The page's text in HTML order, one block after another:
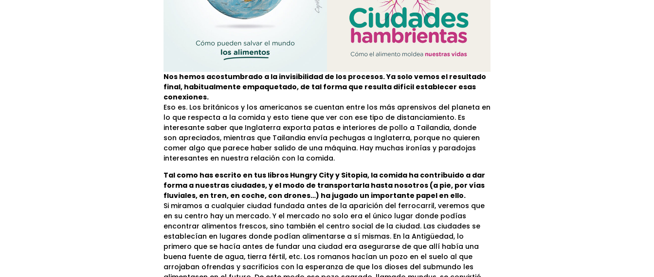
Nos hemos acostumbrado a la invisibilidad de los procesos. Ya solo vemos el resultado
final, habitualmente empaquetado, de tal forma que resulta difícil establecer esas
conexiones.
Eso es. Los británicos y los americanos se cuentan entre los más aprensivos del planeta en
lo que respecta a la comida y esto tiene que ver con ese tipo de distanciamiento. Es
interesante saber que Inglaterra exporta patas e interiores de pollo a Tailandia, donde
son apreciados, mientras que Tailandia envía pechugas a Inglaterra, porque no quieren
comer algo que parece haber salido de una máquina. Hay muchas ironías y paradojas
interesantes en nuestra relación con la comida.
Tal como has escrito en tus libros Hungry City y Sitopia, la comida ha contribuido a dar
forma a nuestras ciudades, y el modo de transportarla hasta nosotros (a pie, por vías
fluviales, en tren, en coche, con drones…) ha jugado un importante papel en ello.
Si miramos a cualquier ciudad fundada antes de la aparición del ferrocarril, veremos que
en su centro hay un mercado. Y el mercado no solo era el único lugar donde podías
encontrar alimentos frescos, sino también el centro social de la ciudad. Las ciudades se
establecían en lugares donde podían alimentarse a sí mismas. En la Antigüedad, lo
primero que se hacía antes de fundar una ciudad era asegurarse de que allí había una
buena fuente de agua, tierra fértil, etc. Los romanos hacían un pozo en el suelo al que
arrojaban ofrendas y sacrificios con la esperanza de que los dioses del submundo les